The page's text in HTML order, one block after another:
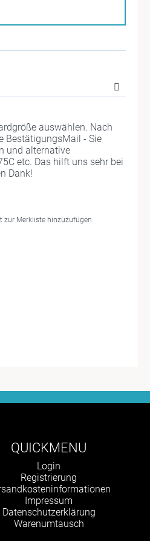
auswählen. Nach
BestätigungsMail - Sie
und alternative
etc. Das hilft uns sehr bei
Dank!
zur Merkliste hinzuzufügen.
QUICKMENU
Navigation
überspringen
Login
Registrierung
Impressum
Datenschutzerklärung
Warenumtausch